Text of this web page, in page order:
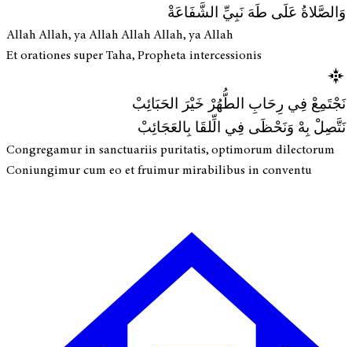
وَالصَّلاةُ عَلَى طَهَ نَبِيِّ الشَّفَاعَةْ
Allah Allah, ya Allah Allah Allah, ya Allah
Et orationes super Taha, Propheta intercessionis
نَجْتَمِعْ فِي رِحَابِ الطُّهُرْ خَيْرَ الحَبَائِبْ
نَتَّصِلْ بِهْ وَنَحْظَى فِي الِّلقَا بِالعَجَائِبْ
Congregamur in sanctuariis puritatis, optimorum dilectorum
Coniungimur cum eo et fruimur mirabilibus in conventu